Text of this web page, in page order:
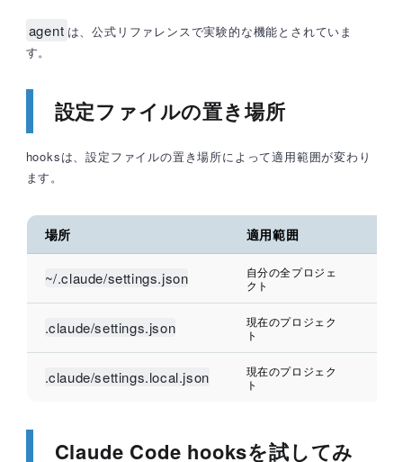
agent は、公式リファレンスで実験的な機能とされていま
す。
設定ファイルの置き場所
hooksは、設定ファイルの置き場所によって適用範囲が変わり
ます。
場所 適用範囲
~/.claude/settings.json
自分の全プロジェ
クト
.claude/settings.json
現在のプロジェク
ト
.claude/settings.local.json
現在のプロジェク
ト
Claude Code hooksを試してみ